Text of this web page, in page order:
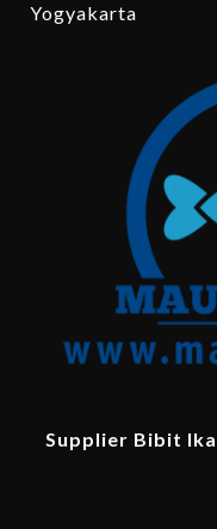
Yogyakarta
Supplier Bibit